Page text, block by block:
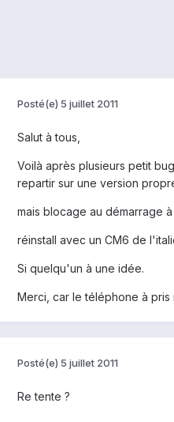
Posté(e) 5 juillet 2011
Salut à tous,
Voilà après plusieurs petit
repartir sur une version
mais blocage au démarrage
réinstall avec un CM6 de
Si quelqu'un à une idée.
Merci, car le téléphone à pris
Posté(e) 5 juillet 2011
Re tente ?